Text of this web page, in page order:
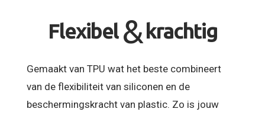
Flexibel & krachtig
Gemaakt van TPU wat het beste combineert
van de flexibiliteit van siliconen en de
beschermingskracht van plastic. Zo is jouw